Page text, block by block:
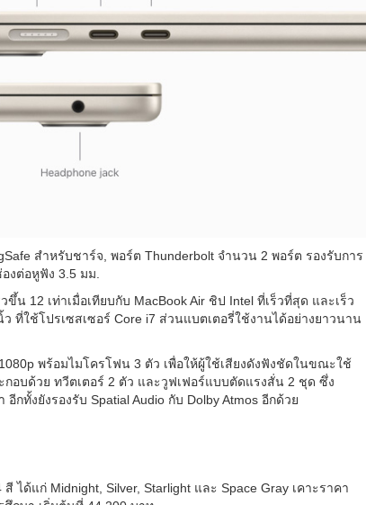
สำหรับชาร์จ, พอร์ต Thunderbolt จำนวน 2 พอร์ต รองรับการ
งต่อหูฟัง 3.5 มม.
น 12 เท่าเมื่อเทียบกับ MacBook Air ชิป Intel ที่เร็วที่สุด และเร็ว
ที่ใช้โปรเซสเซอร์ Core i7 ส่วนแบตเตอรี่ใช้งานได้อย่างยาวนาน
พร้อมไมโครโฟน 3 ตัว เพื่อให้ผู้ใช้เสียงดังฟังชัดในขณะใช้
กอบด้วย ทวีตเตอร์ 2 ตัว และวูฟเฟอร์แบบตัดแรงสั่น 2 ชุด ซึ่ง
กทั้งยังรองรับ Spatial Audio กับ Dolby Atmos อีกด้วย
ได้แก่ Midnight, Silver, Starlight และ Space Gray เคาะราคา